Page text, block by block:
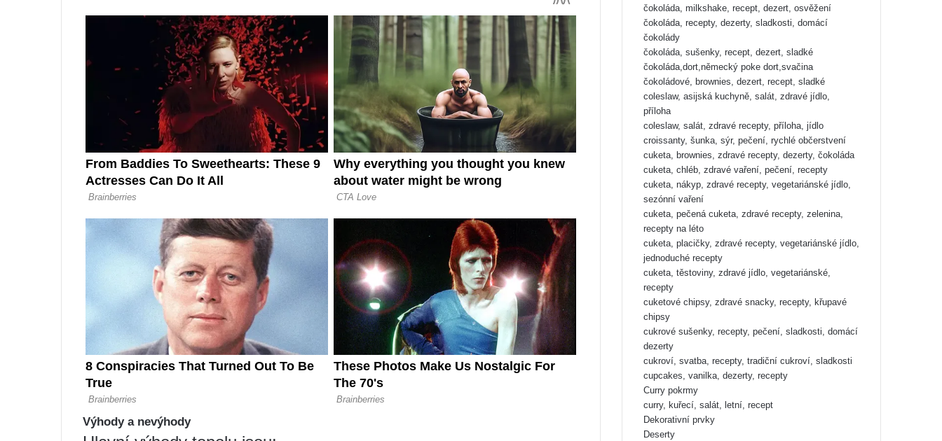
Výhody a nevýhody
čokoláda, milkshake, recept, dezert, osvěžení
čokoláda, recepty, dezerty, sladkosti, domácí
čokolády
čokoláda, sušenky, recept, dezert, sladké
čokoláda,dort,německý poke dort,svačina
čokoládové, brownies, dezert, recept, sladké
coleslaw, asijská kuchyně, salát, zdravé jídlo,
příloha
coleslaw, salát, zdravé recepty, příloha, jídlo
croissanty, šunka, sýr, pečení, rychlé občerstvení
cuketa, brownies, zdravé recepty, dezerty, čokoláda
cuketa, chléb, zdravé vaření, pečení, recepty
cuketa, nákyp, zdravé recepty, vegetariánské jídlo,
sezónní vaření
cuketa, pečená cuketa, zdravé recepty, zelenina,
recepty na léto
cuketa, placičky, zdravé recepty, vegetariánské jídlo,
jednoduché recepty
cuketa, těstoviny, zdravé jídlo, vegetariánské,
recepty
cuketové chipsy, zdravé snacky, recepty, křupavé
chipsy
cukrové sušenky, recepty, pečení, sladkosti, domácí
dezerty
cukroví, svatba, recepty, tradiční cukroví, sladkosti
cupcakes, vanilka, dezerty, recepty
Curry pokrmy
curry, kuřecí, salát, letní, recept
Dekorativní prvky
Deserty